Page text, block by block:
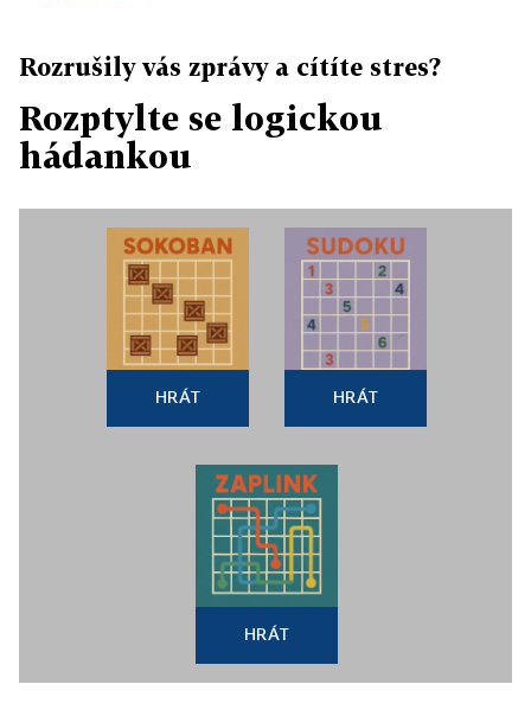
Rozrušily vás zprávy a cítíte stres?
Rozptylte se logickou
hádankou
HRÁT HRÁT
HRÁT